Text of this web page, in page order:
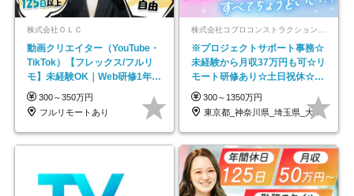
株式会社ＯＬＣ
動画クリエイター（YouTube・
TikTok）【フレックス/フルリ
モ】未経験OK｜Web研修1年間
｜副業OK
300～350万円
フルリモートあり
※プロジェクトサポート事務☆
未経験から月収37万円も可☆リ
モート研修あり☆土日祝休☆20
代～30代活躍/b
300～1350万円
東京都_神奈川県_埼玉県_大阪府_愛知県…